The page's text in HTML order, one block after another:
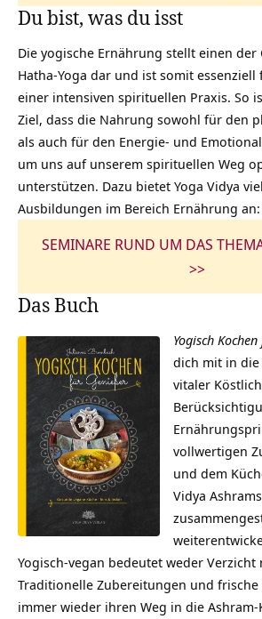
Du bist, was du isst
Die yogische Ernährung stellt einen
Hatha-Yoga dar und ist somit essenziell
einer intensiven spirituellen Praxis. So
Ziel, dass die Nahrung sowohl für den
als auch für den Energie- und
um uns auf unserem spirituellen Weg
unterstützen. Dazu bietet Yoga Vidya
Ausbildungen im Bereich Ernährung an:
SEMINARE RUND UM DAS
>>
Das Buch
Yogisch
dich mit in die
vitaler
vollwertigen
und dem
Vidya
Yogisch-vegan bedeutet weder
Traditionelle Zubereitungen und
immer wieder ihren Weg in die Ashram-